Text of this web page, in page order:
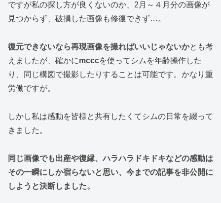
ですが私の探し方が良くないのか、2月～４月分の画像が
見つからず、破損した画像も修復できず…。
復元できないなら再現画像を撮ればいいじゃないかとも考
えましたが、確かにmcccを使ってシムを年齢操作した
り、同じ構図で撮影したりすることは可能です。かなり重
労働ですが。
しかし私は感動を皆様と共有したくてシムの日常を綴って
きました。
同じ画像でも出産や復縁、ハラハラドキドキなどの感動は
その一瞬にしか宿らないと思い、今までの記事を非公開に
しようと決断しました。